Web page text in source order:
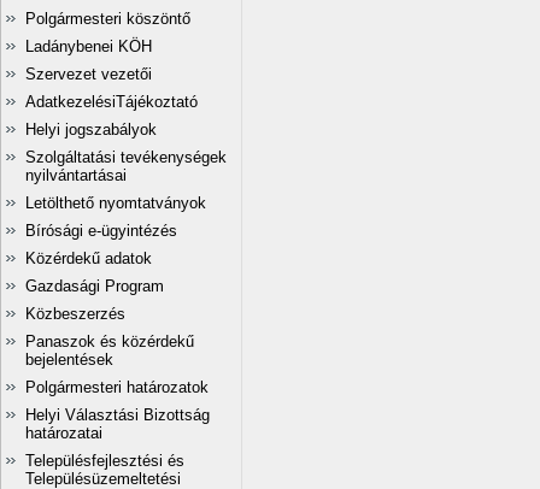
Polgármesteri köszöntő
Ladánybenei KÖH
Szervezet vezetői
AdatkezelésiTájékoztató
Helyi jogszabályok
Szolgáltatási tevékenységek
nyilvántartásai
Letölthető nyomtatványok
Bírósági e-ügyintézés
Közérdekű adatok
Gazdasági Program
Közbeszerzés
Panaszok és közérdekű
bejelentések
Polgármesteri határozatok
Helyi Választási Bizottság
határozatai
Településfejlesztési és
Településüzemeltetési